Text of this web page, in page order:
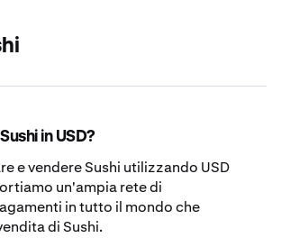
in USD?
e vendere Sushi utilizzando USD
un'ampia rete di
in tutto il mondo che
di Sushi.